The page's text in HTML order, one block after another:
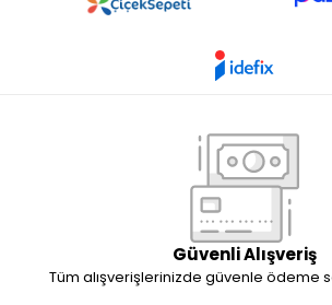
Güvenli Alışveriş
Tüm alışverişlerinizde güvenle ödeme